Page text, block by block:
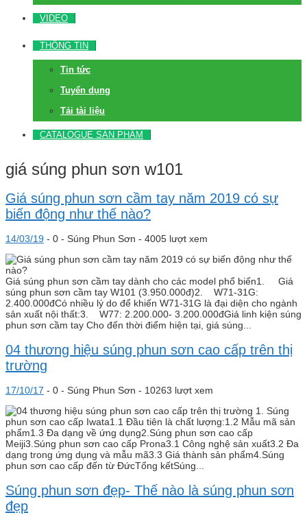
VIDEO
THÔNG TIN
Tin tức
Tuyển dụng
Tải tài liệu
CATALOGUE SẢN PHẨM
giá súng phun sơn w101
Giá súng phun sơn cầm tay năm 2019 có sự
biến động như thế nào?
14/03/19 - 0 - Súng Phun Sơn - 4005 lượt xem
Giá súng phun sơn cầm tay dành cho các model phổ biến1. Giá
súng phun sơn cầm tay W101 (3.950.000đ)2. W71-31G:
2.400.000đCó nhiều lý do để khiến W71-31G là đại diện cho ngành
sản xuất nội thất:3. W77: 2.200.000- 3.200.000đGiá linh kiện súng
phun sơn cầm tay Cho đến thời điểm hiện tại, giá súng...
04 thương hiệu súng phun sơn cao cấp trên thị
trường
17/10/17 - 0 - Súng Phun Sơn - 10263 lượt xem
1. Súng
phun sơn cao cấp Iwata1.1 Đầu tiên là chất lượng:1.2 Mẫu mã sản
phẩm1.3 Đa dạng về ứng dụng2.Súng phun sơn cao cấp
Meiji3.Súng phun sơn cao cấp Prona3.1 Công nghệ sản xuất3.2 Đa
dạng trong ứng dụng và mẫu mã3.3 Giá thành sản phẩm4.Súng
phun sơn cao cấp đến từ ĐứcTổng kếtSúng...
Súng phun sơn đẹp- Thế nào là súng phun sơn
đẹp